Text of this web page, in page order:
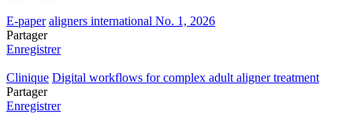
E-paper aligners international No. 1, 2026
Partager
Enregistrer
Clinique Digital workflows for complex adult aligner treatment
Partager
Enregistrer